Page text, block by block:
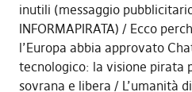
inutili (messaggio
INFORMAPIRATA)
Ecco
l’Europa abbia approvato
tecnologico: la visione pirata
sovrana e libera
L’umanità